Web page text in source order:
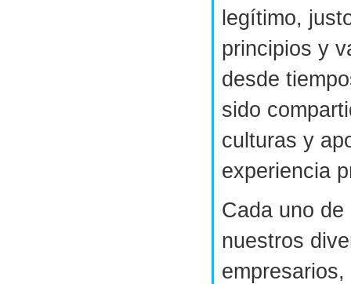
legítimo,
principios y
desde
sido
culturas y
experiencia
Cada uno
nuestros